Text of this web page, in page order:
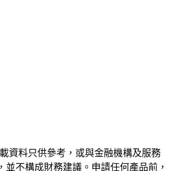
載資料只供參考，或與金融機構及服務
並不構成財務建議。申請任何產品前，